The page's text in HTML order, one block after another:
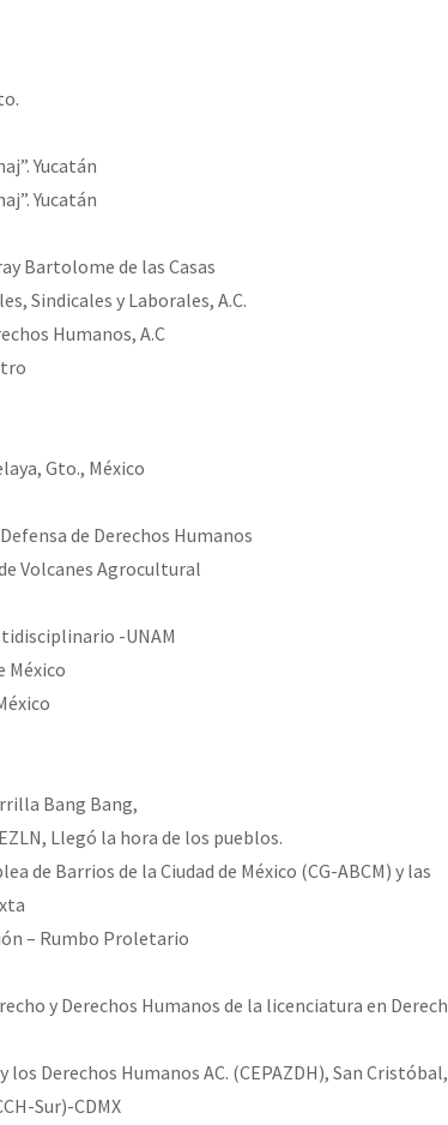
Yucatán
Yucatán
Bartolome de las Casas
Sindicales y Laborales, A.C.
Humanos, A.C
Gto., México
de Derechos Humanos
Volcanes Agrocultural
-UNAM
México
Bang Bang,
Llegó la hora de los pueblos.
de Barrios de la Ciudad de México (CG-ABCM) y las
– Rumbo Proletario
y Derechos Humanos de la licenciatura en
Derechos Humanos AC. (CEPAZDH), San
Sur)-CDMX